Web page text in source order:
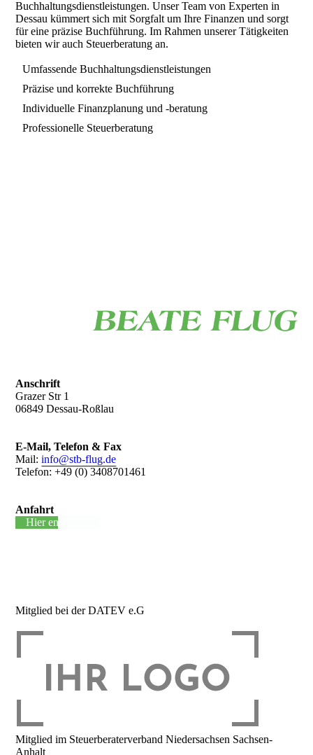
Buchhaltungsdienstleistungen. Unser Team von Experten in
Dessau kümmert sich mit Sorgfalt um Ihre Finanzen und sorgt
für eine präzise Buchführung. Im Rahmen unserer Tätigkeiten
bieten wir auch Steuerberatung an.
Umfassende Buchhaltungsdienstleistungen
Präzise und korrekte Buchführung
Individuelle Finanzplanung und -beratung
Professionelle Steuerberatung
Anschrift
Grazer Str 1
06849 Dessau-Roßlau
E-Mail, Telefon & Fax
Mail:info@stb-flug.de
Telefon: +49 (0) 3408701461
Anfahrt
Hier entlang +
Mitglied bei der DATEV e.G
Mitglied im Steuerberaterverband Niedersachsen Sachsen-
Anhalt